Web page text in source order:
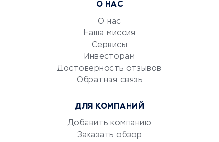
документооборот
Юридические компании
Аудиторские компании
Бухгалтерия онлайн
О НАС
О нас
Наша миссия
Сервисы
Инвесторам
Достоверность отзывов
Обратная связь
ДЛЯ КОМПАНИЙ
Добавить компанию
Заказать обзор